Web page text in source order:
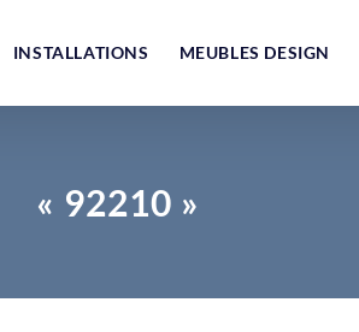
INSTALLATIONS MEUBLES DESIGN
« 92210 »